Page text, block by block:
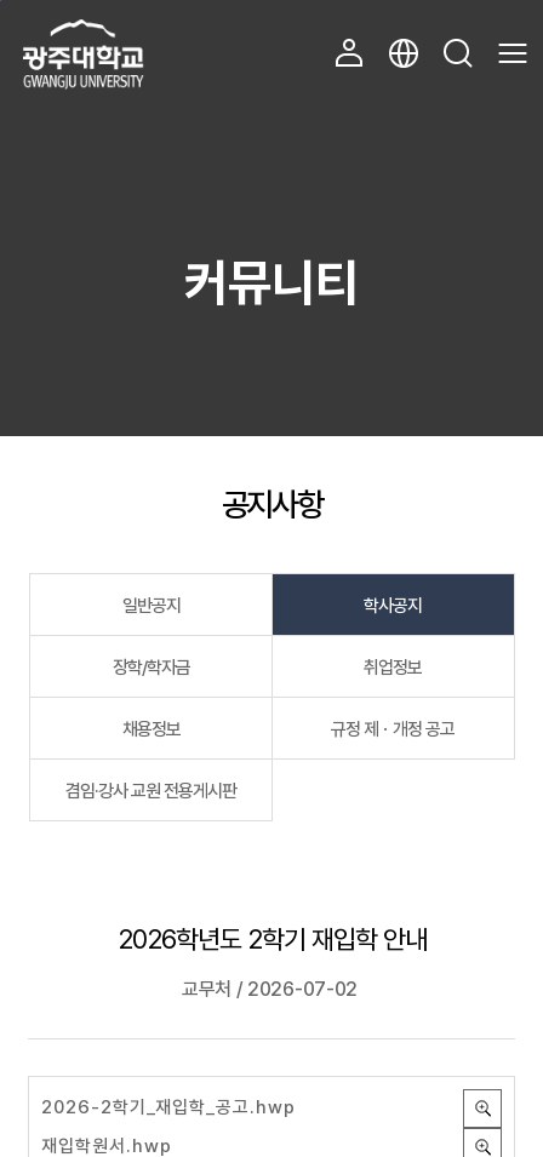
커뮤니티
공지사항
일반공지 학사공지
장학/학자금 취업정보
채용정보 규정 제ㆍ개정 공고
겸임·강사 교원 전용게시판
2026학년도 2학기 재입학 안내
교무처 / 2026-07-02
2026-2학기_재입학_공고.hwp
재입학원서.hwp